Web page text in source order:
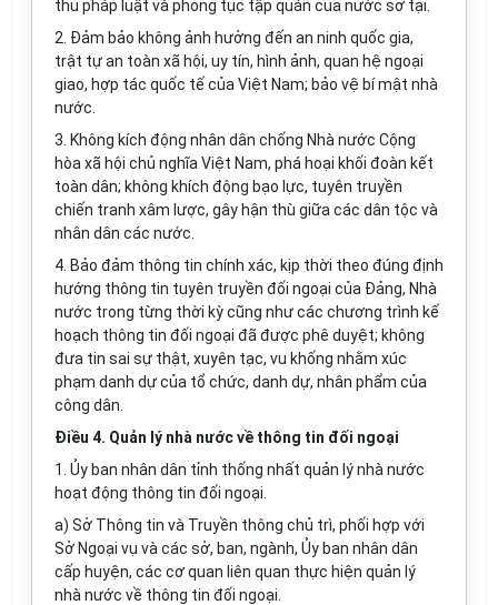
thủ pháp luật và phong tục tập quán của nước sở tại.
2. Đảm bảo không ảnh hưởng đến an ninh quốc gia,
trật tự an toàn xã hội, uy tín, hình ảnh, quan hệ ngoại
giao, hợp tác quốc tế của Việt Nam; bảo vệ bí mật nhà
nước.
3. Không kích động nhân dân chống Nhà nước Cộng
hòa xã hội chủ nghĩa Việt Nam, phá hoại khối đoàn kết
toàn dân; không khích động bạo lực, tuyên truyền
chiến tranh xâm lược, gây hận thù giữa các dân tộc và
nhân dân các nước.
4. Bảo đảm thông tin chính xác, kịp thời theo đúng định
hướng thông tin tuyên truyền đối ngoại của Đảng, Nhà
nước trong từng thời kỳ cũng như các chương trình kế
hoạch thông tin đối ngoại đã được phê duyệt; không
đưa tin sai sự thật, xuyên tạc, vu khống nhằm xúc
phạm danh dự của tổ chức, danh dự, nhân phẩm của
công dân.
Điều 4. Quản lý nhà nước về thông tin đối ngoại
1. Ủy ban nhân dân tỉnh thống nhất quản lý nhà nước
hoạt động thông tin đối ngoại.
a) Sở Thông tin và Truyền thông chủ trì, phối hợp với
Sở Ngoại vụ và các sở, ban, ngành, Ủy ban nhân dân
cấp huyện, các cơ quan iên quan thực hiện quản lý
nhà nước về thông tin đối ngoại.